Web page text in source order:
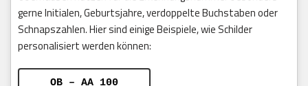
gerne Initialen, Geburtsjahre, verdoppelte Buchstaben oder
Schnapszahlen. Hier sind einige Beispiele, wie Schilder
personalisiert werden können:
OB – AA 100